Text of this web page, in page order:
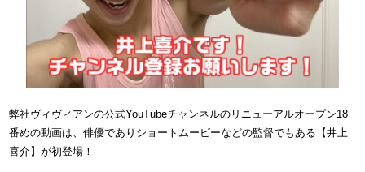
弊社ヴィヴィアンの公式YouTubeチャンネルのリニューアルオープン18
番めの動画は、俳優でありショートムービーなどの監督でもある【井上
喜介】が初登場！